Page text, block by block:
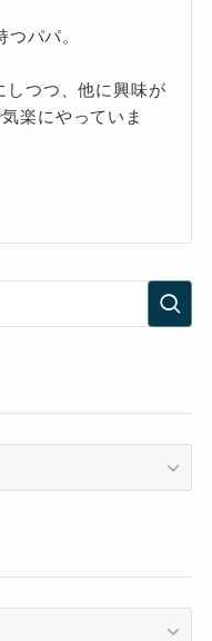
パパ。
しつつ、他に興味が
楽にやっていま